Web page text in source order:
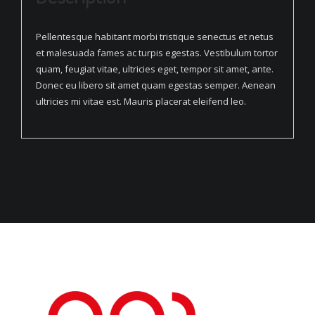
Pellentesque habitant morbi tristique senectus et netus
et malesuada fames ac turpis egestas. Vestibulum tortor
quam, feugiat vitae, ultricies eget, tempor sit amet, ante.
Donec eu libero sit amet quam egestas semper. Aenean
ultricies mi vitae est. Mauris placerat eleifend leo.